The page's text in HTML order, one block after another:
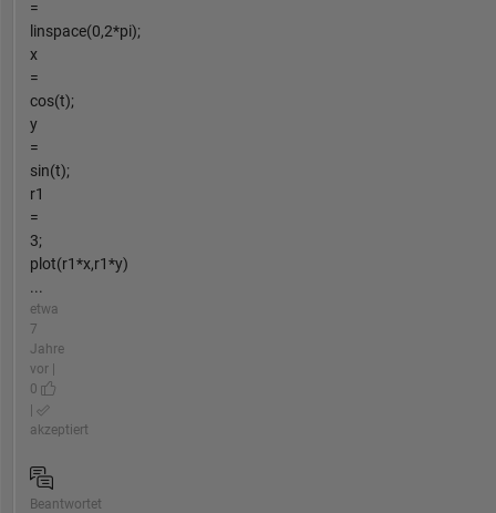
=
linspace(0,2*pi);
x
=
cos(t);
y
=
sin(t);
r1
=
3;
plot(r1*x,r1*y)
...
etwa
7
Jahre
vor |
0
|
akzeptiert
Beantwortet